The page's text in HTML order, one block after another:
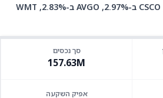
ב-8.22%, MSFT ב-5.12%, CSCO ב-2.97%, AVGO ב-2.83%, WMT
סך נכסים
157.63M
אפיק השקעה